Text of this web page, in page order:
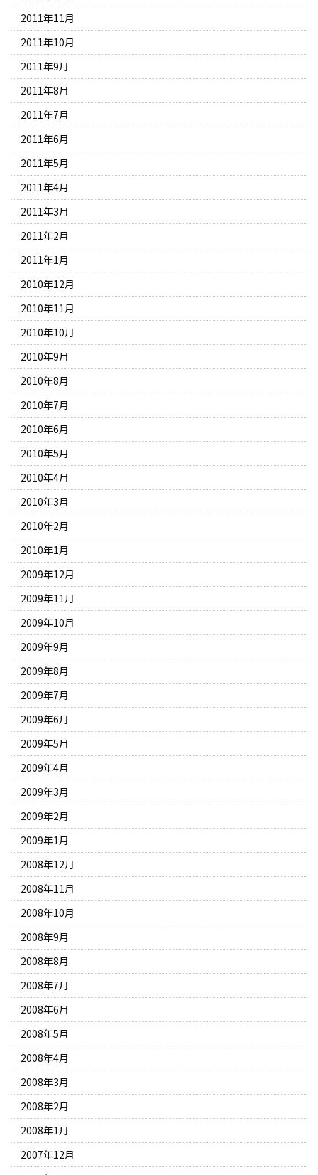
2011年11月
2011年10月
2011年9月
2011年8月
2011年7月
2011年6月
2011年5月
2011年4月
2011年3月
2011年2月
2011年1月
2010年12月
2010年11月
2010年10月
2010年9月
2010年8月
2010年7月
2010年6月
2010年5月
2010年4月
2010年3月
2010年2月
2010年1月
2009年12月
2009年11月
2009年10月
2009年9月
2009年8月
2009年7月
2009年6月
2009年5月
2009年4月
2009年3月
2009年2月
2009年1月
2008年12月
2008年11月
2008年10月
2008年9月
2008年8月
2008年7月
2008年6月
2008年5月
2008年4月
2008年3月
2008年2月
2008年1月
2007年12月